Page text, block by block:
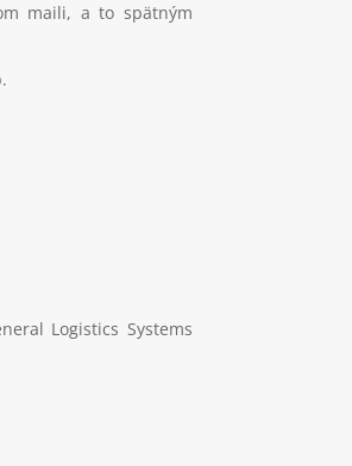
maili, a to spätným
Logistics Systems